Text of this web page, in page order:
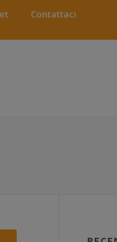
Contattaci